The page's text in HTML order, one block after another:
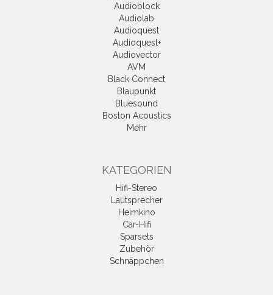
Audioblock
Audiolab
Audioquest
Audioquest+
Audiovector
AVM
Black Connect
Blaupunkt
Bluesound
Boston Acoustics
Mehr
KATEGORIEN
Hifi-Stereo
Lautsprecher
Heimkino
Car-Hifi
Sparsets
Zubehör
Schnäppchen